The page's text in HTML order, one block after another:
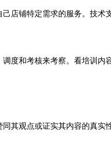
铺特定需求的服务。技术
和考核来考察。看培训内
其观点或证实其内容的真实